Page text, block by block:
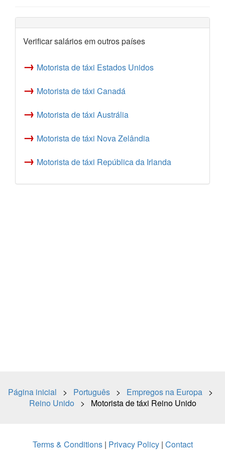
Verificar salários em outros países
→ Motorista de táxi Estados Unidos
→ Motorista de táxi Canadá
→ Motorista de táxi Austrália
→ Motorista de táxi Nova Zelândia
→ Motorista de táxi República da Irlanda
Página inicial > Português > Empregos na Europa >
Reino Unido > Motorista de táxi Reino Unido
Terms & Conditions| Privacy Policy| Contact